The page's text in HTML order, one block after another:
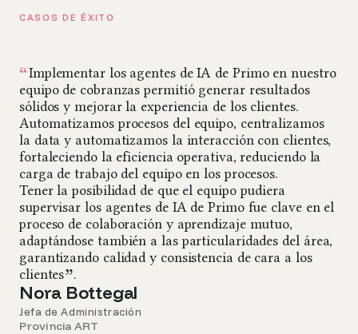
CASO S D E É XI T O
“Implementar los agentes de IA de Primo en nuestro
equipo de cobranzas permitió generar resultados
sólidos y mejorar la experiencia de los clientes.
Automatizamos procesos del equipo, centralizamos
la data y automatizamos la interacción con clientes,
fortaleciendo la eficiencia operativa, reduciendo la
carga de trabajo del equipo en los procesos.
Tener la posibilidad de que el equipo pudiera
supervisar los agentes de IA de Primo fue clave en el
proceso de colaboración y aprendizaje mutuo,
adaptándose también a las particularidades del área,
garantizando calidad y consistencia de cara a los
clientes”.
Nora Bottegal
Jefa de Administración
Provincia ART